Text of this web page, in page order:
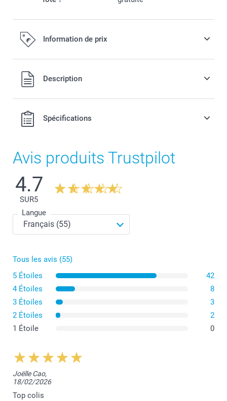
Information de prix
Tous les prix sont en EURO (€), TVA incluse et hors frais de
port.
Description
Spécifications
Avis produits Trustpilot
4.7
SUR5
Langue
Tous les avis (55)
5 Étoiles
42
4 Étoiles
8
3 Étoiles
3
2 Étoiles
2
1 Étoile
0
Joëlle Cao,
18/02/2026
Top colis